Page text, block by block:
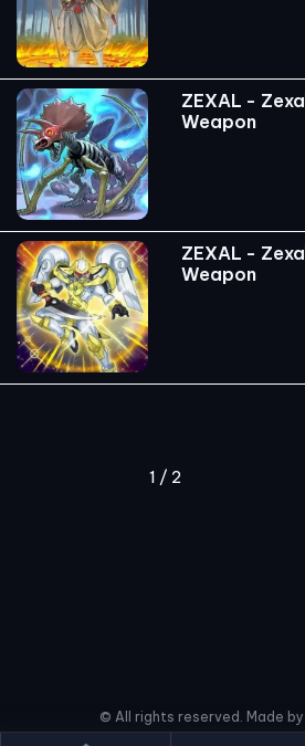
ZEXAL - Zexal
Weapon
ZEXAL - Zexal
Weapon
1 / 2
© All rights reserved. Made by